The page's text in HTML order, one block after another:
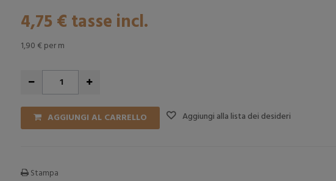
4,75 € tasse incl.
1,90 € per m
AGGIUNGI AL CARRELLO Aggiungi alla lista dei desideri
Stampa